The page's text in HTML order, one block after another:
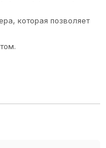
которая позволяет